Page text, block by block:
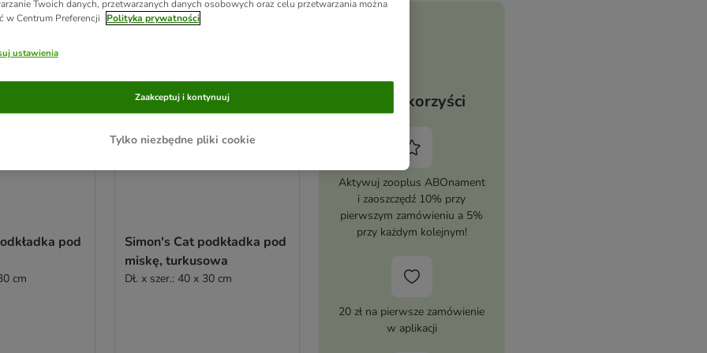
pod
cm
Simon's Cat podkładka pod
miskę, turkusowa
Dł. x szer.: 40 x 30 cm
Twoje korzyści
Aktywuj zooplus ABOnament
i zaoszczędź 10% przy
pierwszym zamówieniu a 5%
przy każdym kolejnym!
20 zł na pierwsze zamówienie
w aplikacji
Twoich danych, przetwarzanych danych osobowych oraz celu przetwarzania można
w Centrum Preferencji
Polityka prywatności
ustawienia
Tylko niezbędne pliki cookie
Zaakceptuj i kontynuuj